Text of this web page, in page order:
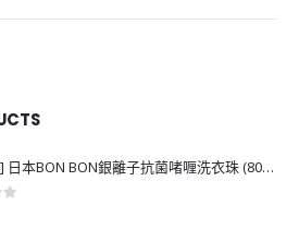
[J206232] 日本BON BON銀離子抗菌啫喱洗衣珠 (80粒)
5